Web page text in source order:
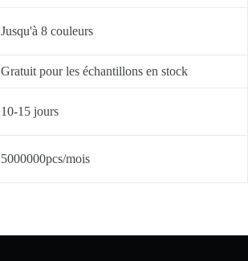
Jusqu'à 8 couleurs
Gratuit pour les échantillons en stock
10-15 jours
5000000pcs/mois